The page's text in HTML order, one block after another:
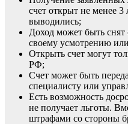
счет открыт не менее 3
выводились;
Доход может быть снят
своему усмотрению
Открыть счет могут
РФ;
Счет может быть
специалисту или
Есть возможность
не получает льготы.
штрафами со стороны